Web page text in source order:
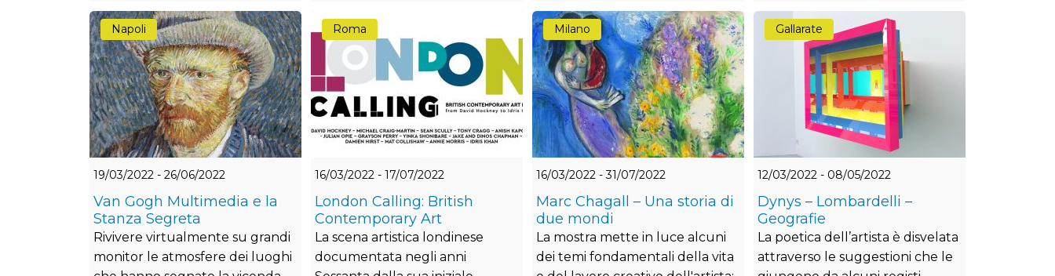
Napoli
19/03/2022 - 26/06/2022
Van Gogh Multimedia e la
Stanza Segreta
Rivivere virtualmente su grandi
monitor le atmosfere dei luoghi
Roma
16/03/2022 - 17/07/2022
London Calling: British
Contemporary Art
La scena artistica londinese
documentata negli anni
Milano
16/03/2022 - 31/07/2022
Marc Chagall – Una storia di
due mondi
La mostra mette in luce alcuni
dei temi fondamentali della vita
Gallarate
12/03/2022 - 08/05/2022
Dynys – Lombardelli –
Geografie
La poetica dell’artista è disvelata
attraverso le suggestioni che le